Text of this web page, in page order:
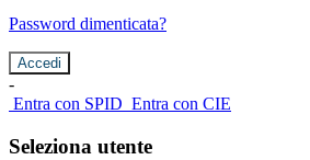
Password dimenticata?
-
Entra con SPID Entra con CIE
Seleziona utente